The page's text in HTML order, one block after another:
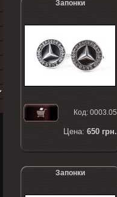
Запонки
Код: 0003.05
Цена: 650 грн.
Запонки